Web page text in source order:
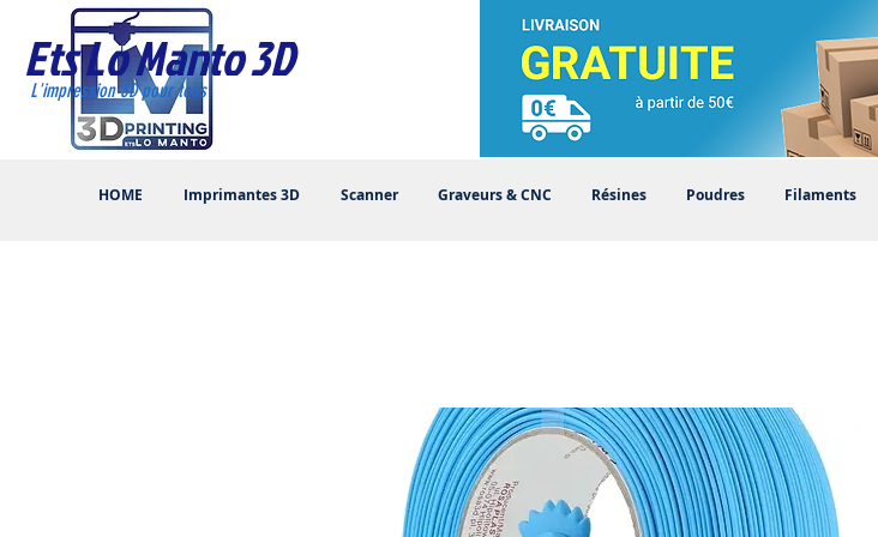
Ets Lo Manto 3D
HOME Imprimantes 3D Scanner Graveurs & CNC Résines Poudres Filaments
L'impression 3D pour tous